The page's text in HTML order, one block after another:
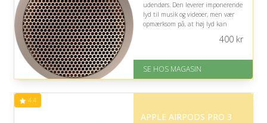
udendørs. Den leverer imponerende
lyd til musik og videoer, men vær
opmærksom på, at høj lyd kan
God Trustpilot rating på 4.1 ud
400kr
SE HOS MAGASIN
4.4
APPLE AIRPODS PRO 3